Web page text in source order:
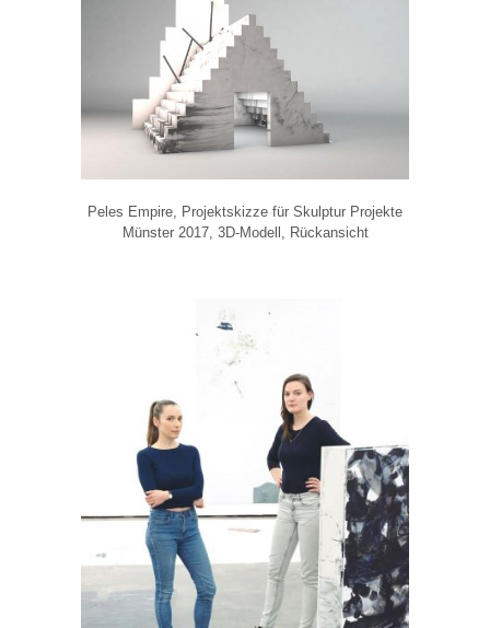
Peles Empire, Projektskizze für Skulptur Projekte
Münster 2017, 3D-Modell, Rückansicht